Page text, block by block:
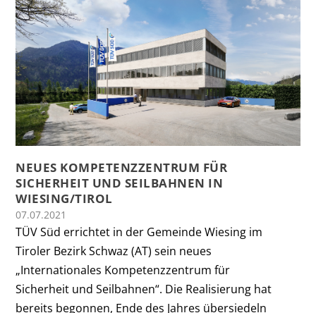
NEUES KOMPETENZZENTRUM FÜR
SICHERHEIT UND SEILBAHNEN IN
WIESING/TIROL
07.07.2021
TÜV Süd errichtet in der Gemeinde Wiesing im
Tiroler Bezirk Schwaz (AT) sein neues
„Internationales Kompetenzzentrum für
Sicherheit und Seilbahnen“. Die Realisierung hat
bereits begonnen, Ende des Jahres übersiedeln